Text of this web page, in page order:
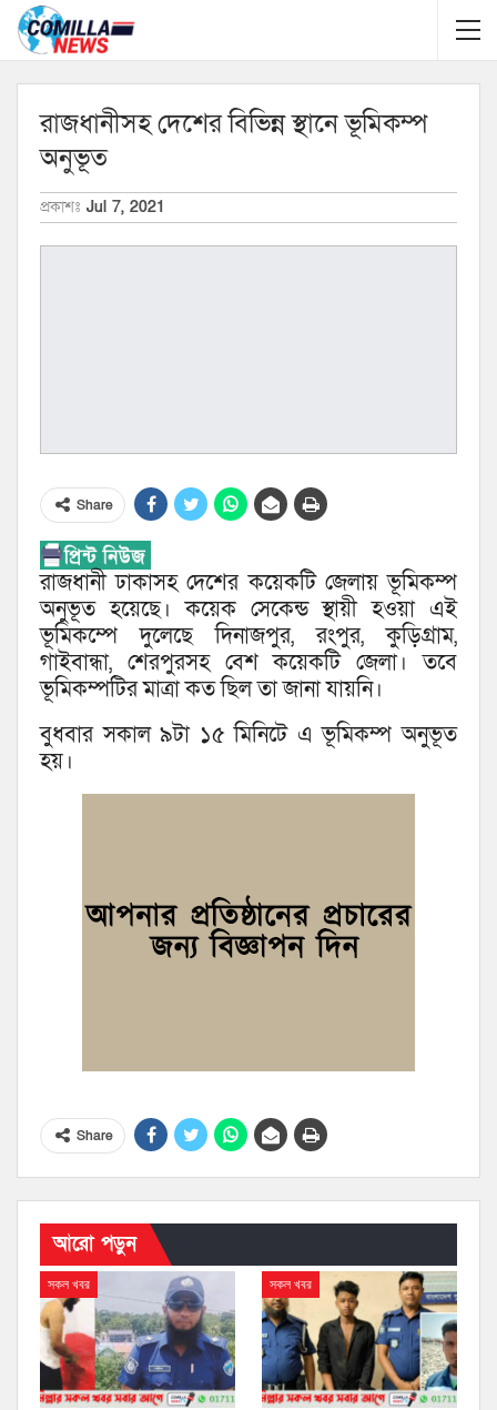
রাজধানীসহ দেশের বিভিন্ন স্থানে ভূমিকম্প
অনুভূত
প্রকাশঃ Jul 7, 2021
Share
রাজধানী ঢাকাসহ দেশের কয়েকটি জেলায় ভূমিকম্প
অনুভূত হয়েছে। কয়েক সেকেন্ড স্থায়ী হওয়া এই
ভূমিকম্পে দুলেছে দিনাজপুর, রংপুর, কুড়িগ্রাম,
গাইবান্ধা, শেরপুরসহ বেশ কয়েকটি জেলা। তবে
ভূমিকম্পটির মাত্রা কত ছিল তা জানা যায়নি।
বুধবার সকাল ৯টা ১৫ মিনিটে এ ভূমিকম্প অনুভূত
হয়।
Share
আরো পড়ুন
সকল খবর সকল খবর